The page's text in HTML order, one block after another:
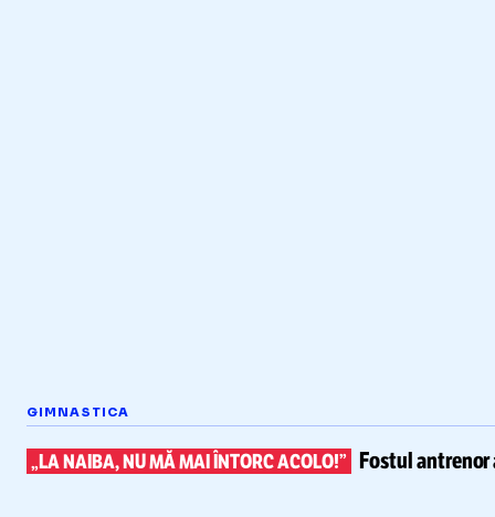
GIMNASTICA
„LA NAIBA, NU MĂ MAI ÎNTORC ACOLO!” Fostul